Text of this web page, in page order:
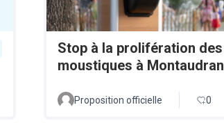
Stop à la prolifération des
moustiques à Montaudran
Proposition officielle 0